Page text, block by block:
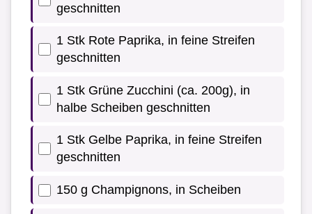
geschnitten
1 Stk Rote Paprika, in feine Streifen
geschnitten
1 Stk Grüne Zucchini (ca. 200g), in
halbe Scheiben geschnitten
1 Stk Gelbe Paprika, in feine Streifen
geschnitten
150 g Champignons, in Scheiben